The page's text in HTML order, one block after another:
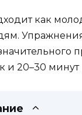
как
и 20–30 минут